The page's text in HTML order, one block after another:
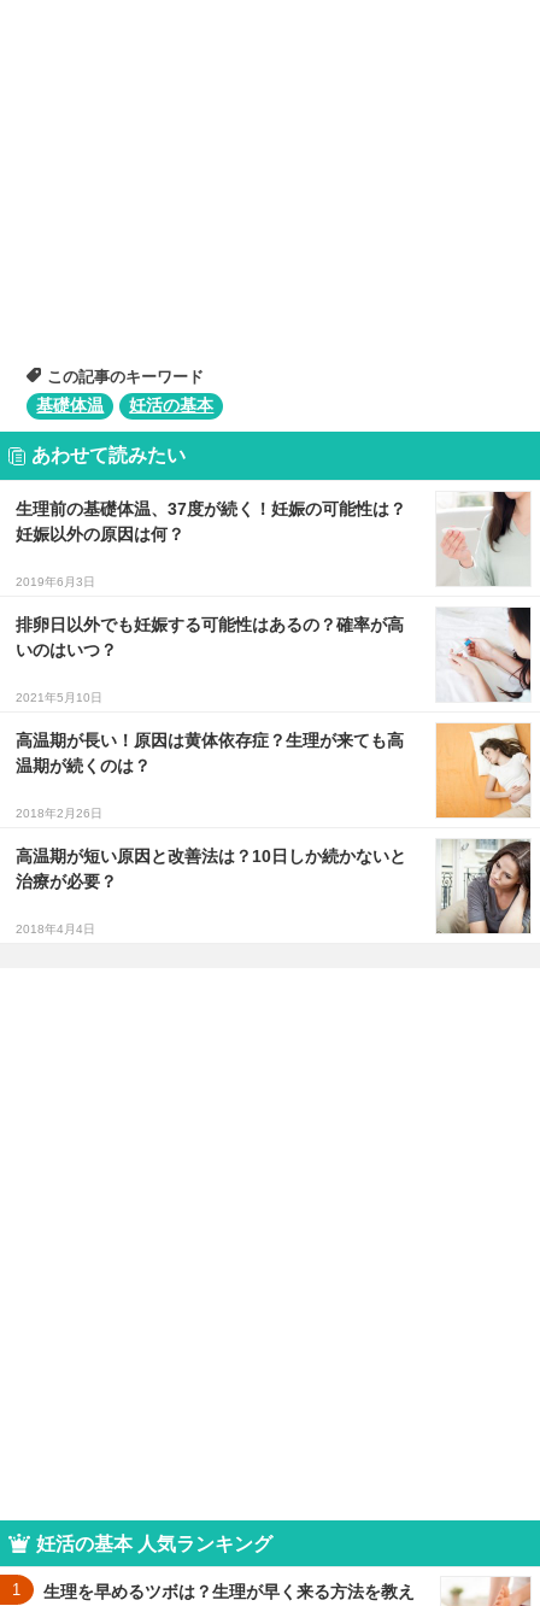
この記事のキーワード
基礎体温
妊活の基本
あわせて読みたい
生理前の基礎体温、37度が続く！妊娠の可能性は？
妊娠以外の原因は何？
2019年6月3日
排卵日以外でも妊娠する可能性はあるの？確率が高
いのはいつ？
2021年5月10日
高温期が長い！原因は黄体依存症？生理が来ても高
温期が続くのは？
2018年2月26日
高温期が短い原因と改善法は？10日しか続かないと
治療が必要？
2018年4月4日
妊活の基本 人気ランキング
1
生理を早めるツボは？生理が早く来る方法を教え